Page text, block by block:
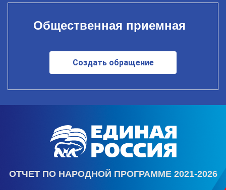
Общественная приемная
Создать обращение
ОТЧЕТ ПО НАРОДНОЙ ПРОГРАММЕ 2021-2026